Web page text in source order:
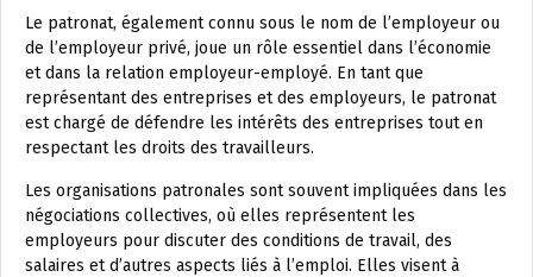
Le patronat, également connu sous le nom de l’employeur ou
de l’employeur privé, joue un rôle essentiel dans l’économie
et dans la relation employeur-employé. En tant que
représentant des entreprises et des employeurs, le patronat
est chargé de défendre les intérêts des entreprises tout en
respectant les droits des travailleurs.
Les organisations patronales sont souvent impliquées dans les
négociations collectives, où elles représentent les
employeurs pour discuter des conditions de travail, des
salaires et d’autres aspects liés à l’emploi. Elles visent à